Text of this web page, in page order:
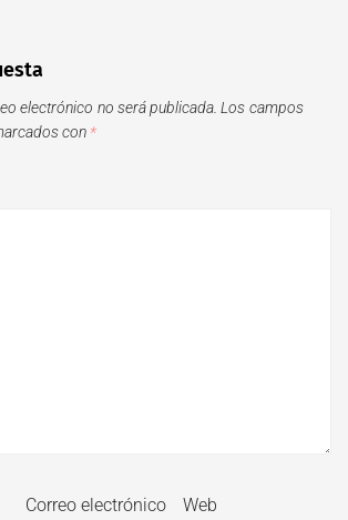
electrónico no será publicada. Los campos
con *
Correo electrónico
Web